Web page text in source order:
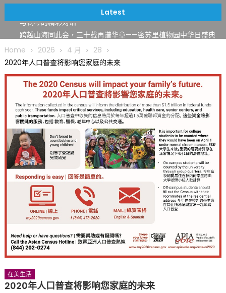
Latest
筝声与琴韵交汇：刘励(Li Statler)与钢琴家Darek演绎一场古筝
跨越山海同此会，三十载再谱华章——密苏里植物园中华日盛典
圣路易龙舟俱乐部5月16日龙舟体验日 邀请各界亲身体验划行乐
趣 + 水上竞速魅力
三十二载跨越时空的相逢
执掌密苏里植物园近四十年 致力推动全球植物多样性研究与中美
合作 Peter Raven 博士逝世 享年89岁
一晃三十年，初夏又相逢。中华日，等你来赴约 —— 密苏里植物
园“中华日三十周年特别报道（五）
筝声与琴韵交汇：刘励(Li Statler)与钢琴家Darek演绎一场古筝
与钢琴的精彩对话
Home 2026 4 月
28
2020年人口普查将影响您家庭的未来
在美生活
2020年人口普查将影响您家庭的未来